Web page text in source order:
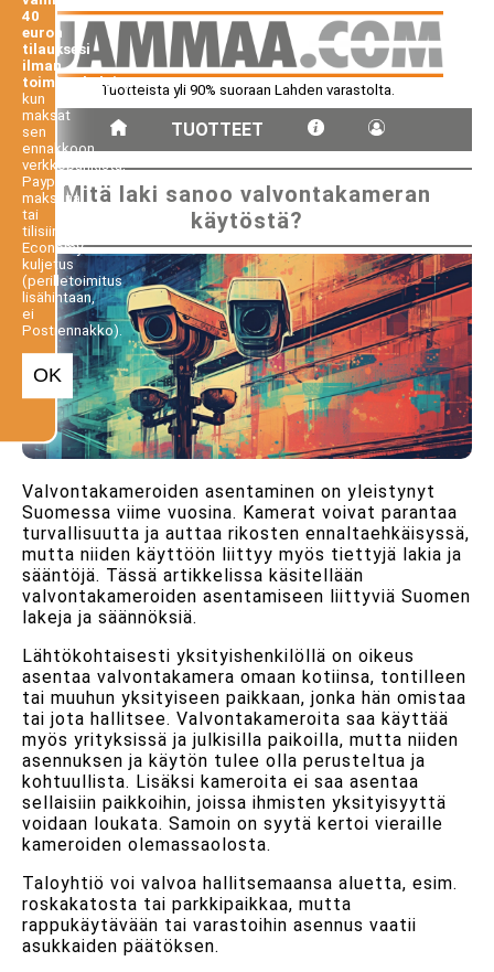
Tuotteista yli 90% suoraan Lahden varastolta.
TUOTTEET
40
euron
tilauksesi
ilman
toimituskuluja,
kun
maksat
sen
ennakkoon
verkkopankista,
Paypal-
maksuna
tai
tilisiirtona.
Economy-
kuljetus
(perilletoimitus
lisähintaan,
ei
Postiennakko).
OK
Mitä laki sanoo valvontakameran
käytöstä?
Valvontakameroiden asentaminen on yleistynyt
Suomessa viime vuosina. Kamerat voivat parantaa
turvallisuutta ja auttaa rikosten ennaltaehkäisyssä,
mutta niiden käyttöön liittyy myös tiettyjä lakia ja
sääntöjä. Tässä artikkelissa käsitellään
valvontakameroiden asentamiseen liittyviä Suomen
lakeja ja säännöksiä.
Lähtökohtaisesti yksityishenkilöllä on oikeus
asentaa valvontakamera omaan kotiinsa, tontilleen
tai muuhun yksityiseen paikkaan, jonka hän omistaa
tai jota hallitsee. Valvontakameroita saa käyttää
myös yrityksissä ja julkisilla paikoilla, mutta niiden
asennuksen ja käytön tulee olla perusteltua ja
kohtuullista. Lisäksi kameroita ei saa asentaa
sellaisiin paikkoihin, joissa ihmisten yksityisyyttä
voidaan loukata. Samoin on syytä kertoi vieraille
kameroiden olemassaolosta.
Taloyhtiö voi valvoa hallitsemaansa aluetta, esim.
roskakatosta tai parkkipaikkaa, mutta
rappukäytävään tai varastoihin asennus vaatii
asukkaiden päätöksen.